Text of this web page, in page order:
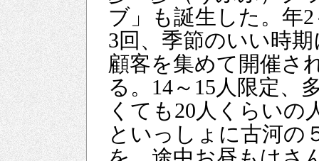
ブ」も誕生した。年2
3回、季節のいい時期
顧客を集めて開催さ
る。14～15人限定、
くても20人くらいの
といっしょに古河の